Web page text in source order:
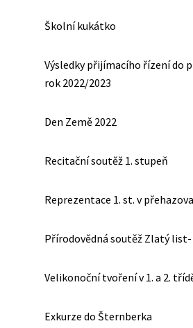
Školní kukátko
Výsledky přijímacího řízení do
rok 2022/2023
Den Země 2022
Recitační soutěž 1. stupeň
Reprezentace 1. st. v
Přírodovědná soutěž Zlatý list-
Velikonoční tvoření v 1. a 2.
Exkurze do Šternberka